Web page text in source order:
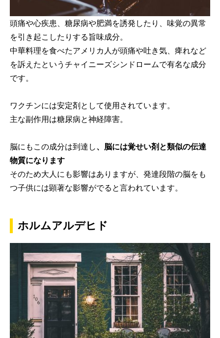
頭痛や心疾患、糖尿病や肥満を誘発したり、味覚の異常
を引き起こしたりする旨味成分。
中華料理を食べたアメリカ人が頭痛や吐き気、痺れなど
を訴えたというチャイニーズシンドロームで有名な成分
です。
ワクチンには安定剤として使用されています。
主な副作用は糖尿病と神経障害。
脳にもこの成分は到達し、 脳には覚せい剤と類似の伝達
物質になります
そのため大人にも影響はありますが、発達段階の脳をも
つ子供には顕著な影響がでると言われています。
ホルムアルデヒド